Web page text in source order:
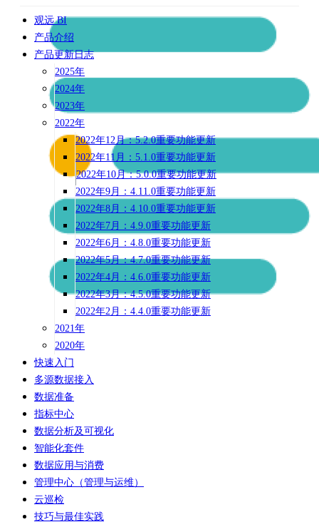
观远 BI
产品介绍
产品更新日志
2025年
2024年
2023年
2022年
2022年12月：5.2.0重要功能更新
2022年11月：5.1.0重要功能更新
2022年10月：5.0.0重要功能更新
2022年9月：4.11.0重要功能更新
2022年8月：4.10.0重要功能更新
2022年7月：4.9.0重要功能更新
2022年6月：4.8.0重要功能更新
2022年5月：4.7.0重要功能更新
2022年4月：4.6.0重要功能更新
2022年3月：4.5.0重要功能更新
2022年2月：4.4.0重要功能更新
2021年
2020年
快速入门
多源数据接入
数据准备
指标中心
数据分析及可视化
智能化套件
数据应用与消费
管理中心（管理与运维）
云巡检
技巧与最佳实践